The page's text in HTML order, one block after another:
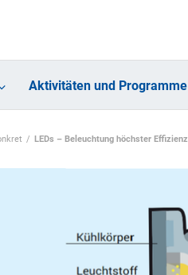
Aktivitäten und Programme
LEDs – Beleuchtung höchster Effizienz